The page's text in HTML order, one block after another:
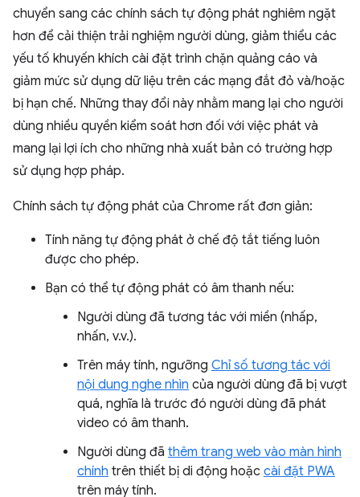
chuyển sang các chính sách tự động phát nghiêm ngặt
hơn để cải thiện trải nghiệm người dùng, giảm thiểu các
yếu tố khuyến khích cài đặt trình chặn quảng cáo và
giảm mức sử dụng dữ liệu trên các mạng đắt đỏ và/hoặc
bị hạn chế. Những thay đổi này nhằm mang lại cho người
dùng nhiều quyền kiểm soát hơn đối với việc phát và
mang lại lợi ích cho những nhà xuất bản có trường hợp
sử dụng hợp pháp.
Chính sách tự động phát của Chrome rất đơn giản:
Tính năng tự động phát ở chế độ tắt tiếng luôn
được cho phép.
Bạn có thể tự động phát có âm thanh nếu:
Người dùng đã tương tác với miền (nhấp,
nhấn, v.v.).
Trên máy tính, ngưỡng Chỉ số tương tác với
nội dung nghe nhìn của người dùng đã bị vượt
quá, nghĩa là trước đó người dùng đã phát
video có âm thanh.
Người dùng đã thêm trang web vào màn hình
chính trên thiết bị di động hoặc cài đặt PWA
trên máy tính.